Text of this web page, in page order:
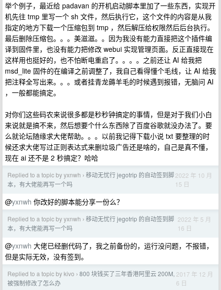
举个例子，最近给 padavan 的开机启动脚本里加了一些东西，实现开
机先往 tmp 里写一个 sh 文件，然后执行它，这个文件的内容是从我
指定的地方下载一个压缩包到 tmp ，然后解压给权限然后后台执行。
最后删除压缩包。。。美滋滋。。因为我没有能力直接把这个插件编
译到固件里，也没有能力把修改 webui 实现管理页面。反正直接现在
这样用也挺好的，也不怕断电重启了。。。。之前还让 AI 给我把
msd_lite 固件的在编译之前调整了，我自己看得懂个毛线，让 AI 给我
把注释全写出来。。。或者挂青龙薅羊毛的时候遇到报错，无脑问 AI
，一般都能搞定。
对你们这些码农来说很多都是秒秒钟搞定的事情，但是对于我们小白
来说就是搞不来，然后想要个什么东西除了百度谷歌就没办法了。要
么就论坛随缘求大佬帮助。。。以前我记得下载小说 txt 要整理的时
候还求大佬写过正则表达式来删垃圾广告还是啥的，自己是真不懂，
现在 ai 还不是 2 秒搞定？哈哈
Replied to a topic by yxnwh › 移动无忧行 jegotrip 的自动签到脚
本，有大佬能再写一个吗
2022 年 10 月
15 日
@yxnwh 你改好的脚本能分享一份么？
Replied to a topic by yxnwh › 移动无忧行 jegotrip 的自动签到脚
本，有大佬能再写一个吗
2022 年 5 月
16 日
@yxnwh 大佬已经删代码了，我之前备份的，运行没问题，不报错，
但是实际无效，没有签到。
Replied to a topic by kivo › 800 块钱买了三年香港阿里云 200M,
被强制修改了怎么办
2017 年 12 月
6 日